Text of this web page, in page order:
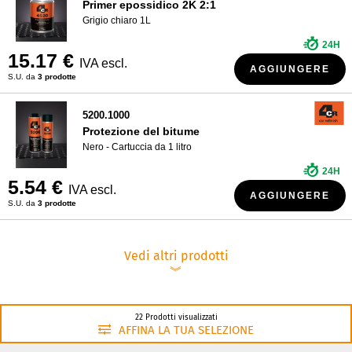
Primer epossidico 2K 2:1
Grigio chiaro 1L
15.17 € IVA escl.
S.U. da 3 prodotte
24H
AGGIUNGERE
5200.1000
Protezione del bitume
Nero - Cartuccia da 1 litro
5.54 € IVA escl.
S.U. da 3 prodotte
24H
AGGIUNGERE
Vedi altri prodotti
︾
22 Prodotti visualizzati
AFFINA LA TUA SELEZIONE